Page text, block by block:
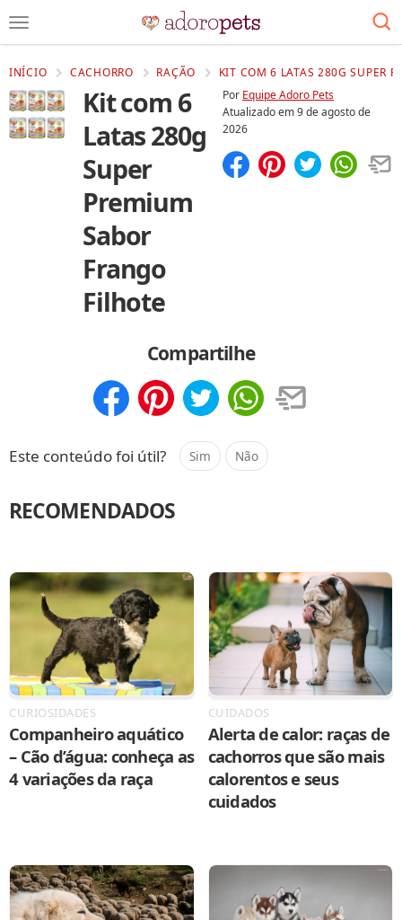
INÍCIO CACHORRO RAÇÃO KIT COM 6 LATAS 280G SUPER
Kit com 6
Latas 280g
Super
Premium
Sabor
Frango
Filhote
Por Equipe Adoro Pets
Atualizado em9 de agosto de
2026
Compartilhe
Este conteúdo foi útil? Sim Não
RECOMENDADOS
CURIOSIDADES
Companheiro aquático
– Cão d’água: conheça as
4 variações da raça
CUIDADOS
Alerta de calor: raças de
cachorros que são mais
calorentos e seus
cuidados